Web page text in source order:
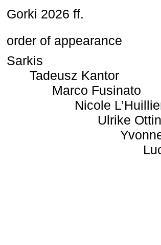
Gorki 2026 ff.
order of appearance
Sarkis
Tadeusz Kantor
Marco Fusinato
Nicole
Ulrike